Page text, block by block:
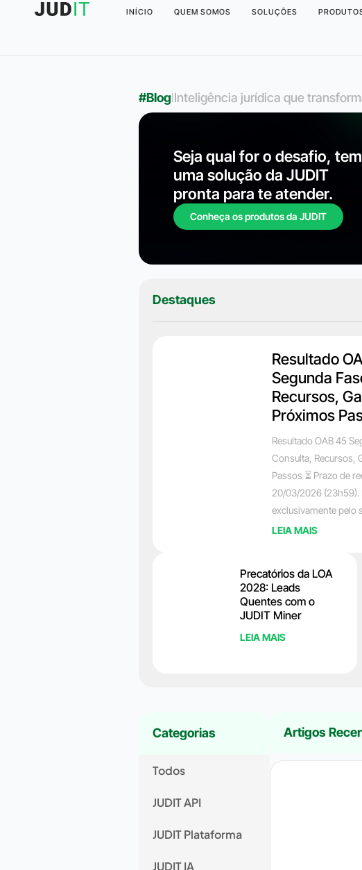
INÍCIO QUEM SOMOS SOLUÇÕES
#BloglInteligência jurídica que
Seja qual for o desafio, tem
uma solução da JUDIT
pronta para te atender.
Conheça os produtos da JUDIT
Destaques
Resultado
Segunda
Recursos,
Próximos
Resultado OAB 45
Consulta, Recursos,
Passos ⏳ Prazo de
20/03/2026 (23h59).
exclusivamente pelo
LEIA MAIS
Precatórios da LOA
2028: Leads
Quentes com o
JUDIT Miner
LEIA MAIS
Categorias
Todos
JUDIT API
JUDIT Plataforma
JUDIT IA
Artigos